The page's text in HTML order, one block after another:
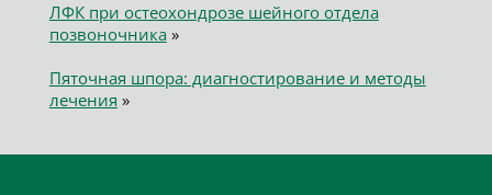
ЛФК при остеохондрозе шейного отдела
позвоночника»
Пяточная шпора: диагностирование и методы
лечения »